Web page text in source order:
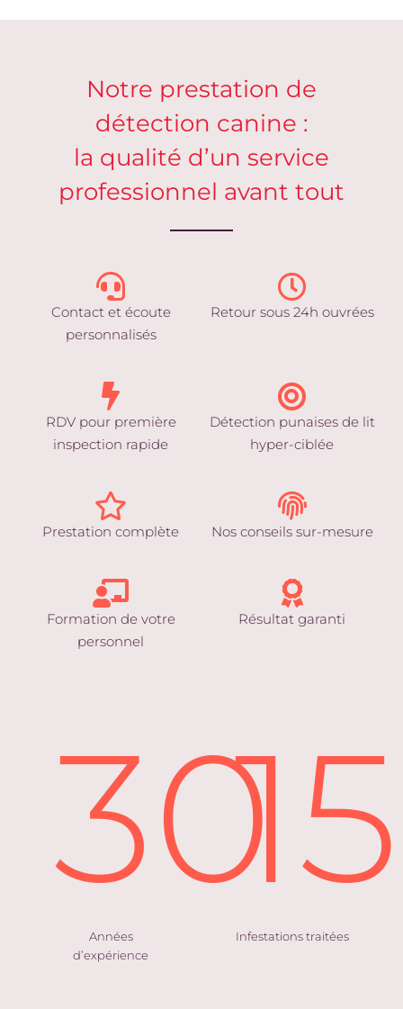
Notre prestation de
détection canine :
la qualité d’un service
professionnel avant tout
Contact et écoute
personnalisés
Retour sous 24h ouvrées
RDV pour première
inspection rapide
Détection punaises de lit
hyper-ciblée
Prestation complète Nos conseils sur-mesure
Formation de votre
personnel
Résultat garanti
30
Années
d’expérience
Infestations traitées